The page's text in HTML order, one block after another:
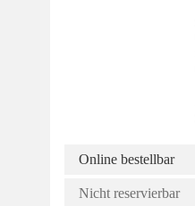
Online bestellbar
Nicht reservierbar